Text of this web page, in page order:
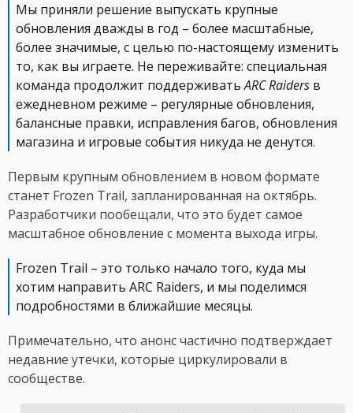
Мы приняли решение выпускать крупные
обновления дважды в год – более масштабные,
более значимые, с целью по-настоящему изменить
то, как вы играете. Не переживайте: специальная
команда продолжит поддерживатьARC Raiders в
ежедневном режиме – регулярные обновления,
балансные правки, исправления багов, обновления
магазина и игровые события никуда не денутся.
Первым крупным обновлением в новом формате
станет Frozen Trail, запланированная на октябрь.
Разработчики пообещали, что это будет самое
масштабное обновление с момента выхода игры.
Frozen Trail – это только начало того, куда мы
хотим направить ARC Raiders, и мы поделимся
подробностями в ближайшие месяцы.
Примечательно, что анонс частично подтверждает
недавние утечки, которые циркулировали в
сообществе.